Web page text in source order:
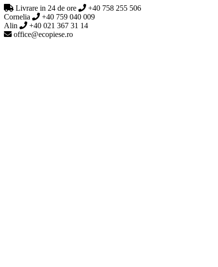
Livrare in 24 de ore
+40 758 255 506
Cornelia
+40 759 040 009
Alin
+40 021 367 31 14
office@ecopiese.ro